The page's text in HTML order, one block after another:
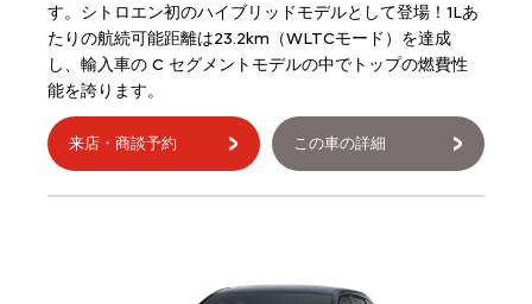
す。シトロエン初のハイブリッドモデルとして登場！1Lあ
たりの航続可能距離は23.2km（WLTCモード）を達成
し、輸入車の C セグメントモデルの中でトップの燃費性
能を誇ります。
来店・商談予約 この車の詳細